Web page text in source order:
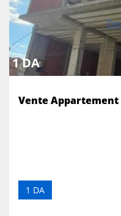
1 DA
1 DA